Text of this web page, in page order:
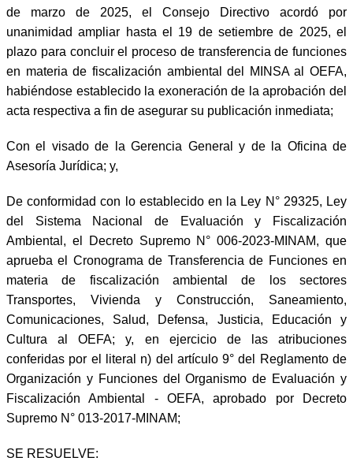
de marzo de 2025, el Consejo Directivo acordó por
unanimidad ampliar hasta el 19 de setiembre de 2025, el
plazo para concluir el proceso de transferencia de funciones
en materia de fiscalización ambiental del MINSA al OEFA,
habiéndose establecido la exoneración de la aprobación del
acta respectiva a fin de asegurar su publicación inmediata;
Con el visado de la Gerencia General y de la Oficina de
Asesoría Jurídica; y,
De conformidad con lo establecido en la Ley N° 29325, Ley
del Sistema Nacional de Evaluación y Fiscalización
Ambiental, el Decreto Supremo N° 006-2023-MINAM, que
aprueba el Cronograma de Transferencia de Funciones en
materia de fiscalización ambiental de los sectores
Transportes, Vivienda y Construcción, Saneamiento,
Comunicaciones, Salud, Defensa, Justicia, Educación y
Cultura al OEFA; y, en ejercicio de las atribuciones
conferidas por el literal n) del artículo 9° del Reglamento de
Organización y Funciones del Organismo de Evaluación y
Fiscalización Ambiental - OEFA, aprobado por Decreto
Supremo N° 013-2017-MINAM;
SE RESUELVE: